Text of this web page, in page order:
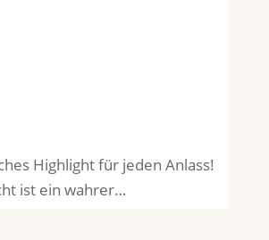
Highlight für jeden Anlass!
ist ein wahrer…